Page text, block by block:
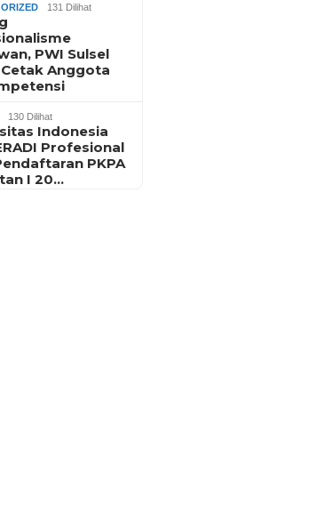
131 Dilihat
PWI Sulsel
Anggota
130 Dilihat
Indonesia
Profesional
PKPA
I 20…